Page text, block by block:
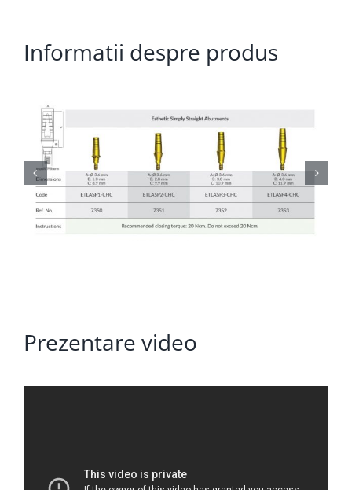
Informatii despre produs
Prezentare video